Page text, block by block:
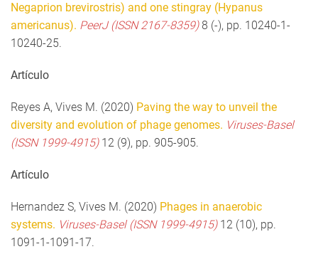
Negaprion brevirostris) and one stingray (Hypanus
americanus). PeerJ (ISSN 2167-8359)8 (-), pp. 10240-1-
10240-25.
Artículo
Reyes A, Vives M. (2020) Paving the way to unveil the
diversity and evolution of phage genomes. Viruses-Basel
(ISSN 1999-4915)12 (9), pp. 905-905.
Artículo
Hernandez S, Vives M. (2020) Phages in anaerobic
systems. Viruses-Basel (ISSN 1999-4915)12 (10), pp.
1091-1-1091-17.